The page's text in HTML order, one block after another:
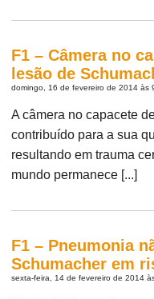
F1 – Câmera no
lesão de
domingo, 16 de fevereiro de 2014 às
A câmera no capacete
contribuído para a sua
resultando em trauma
mundo permanece [...]
F1 – Pneumonia
Schumacher em
sexta-feira, 14 de fevereiro de 2014